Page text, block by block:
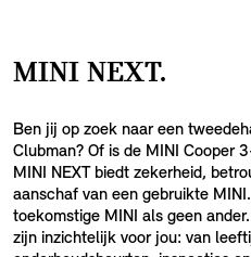
MINI NEXT.
Ben jij op zoek naar een
Clubman? Of is de MINI Cooper
MINI NEXT biedt zekerheid,
aanschaf van een gebruikte
toekomstige MINI als geen
zijn inzichtelijk voor jou: van